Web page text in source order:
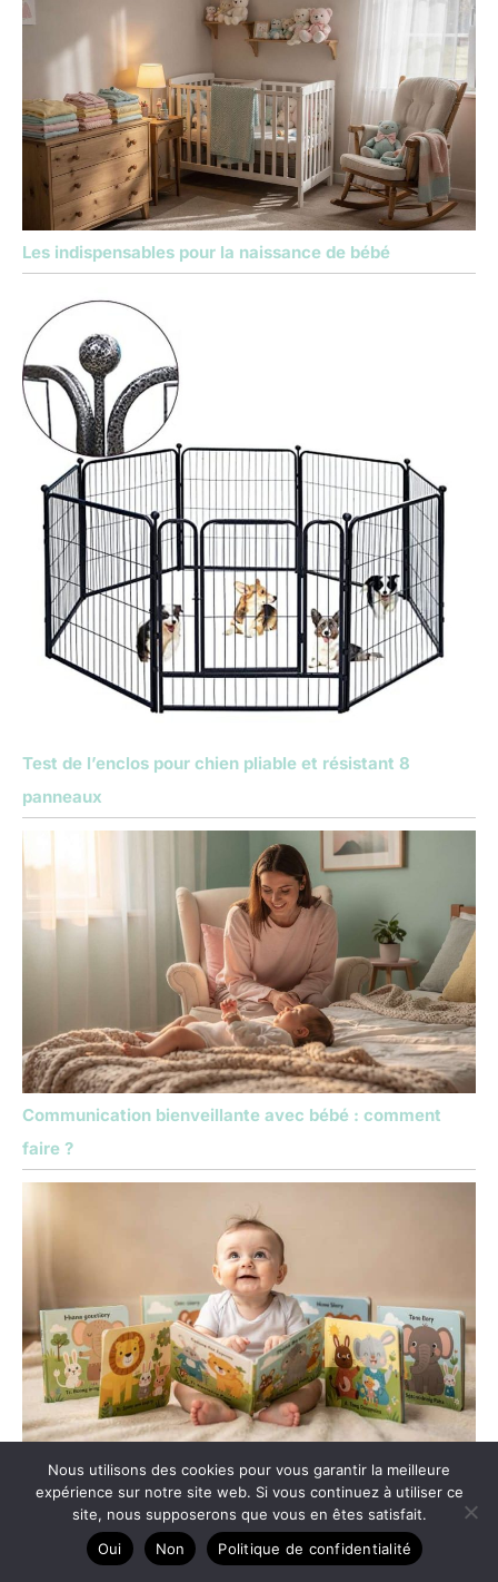
Les indispensables pour la naissance de bébé
Test de l’enclos pour chien pliable et résistant 8
panneaux
Communication bienveillante avec bébé : comment
faire ?
Quels livres pour bébé choisir ?
Nous utilisons des cookies pour vous garantir la meilleure
expérience sur notre site web. Si vous continuez à utiliser ce
site, nous supposerons que vous en êtes satisfait.
Oui
Non Politique de confidentialité